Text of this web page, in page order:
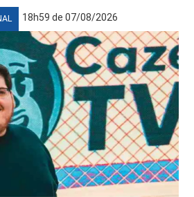
18h59 de 07/08/2026